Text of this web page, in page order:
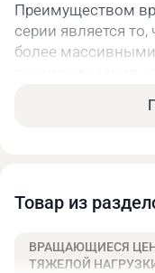
Преимуществом
серии является
более
заданный уровень
серий.
Товар из
ВРАЩАЮЩИЕСЯ
ТЯЖЕЛОЙ